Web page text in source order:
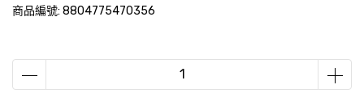
商品編號: 8804775470356